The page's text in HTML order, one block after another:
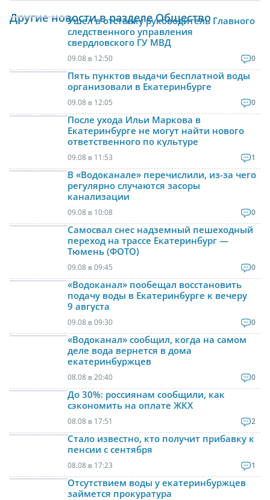
Другие новости в разделе Общество
Ушел в отставку руководитель Главного
следственного управления
свердловского ГУ МВД
09.08 в 12:50 0
Пять пунктов выдачи бесплатной воды
организовали в Екатеринбурге
09.08 в 12:05 0
После ухода Ильи Маркова в
Екатеринбурге не могут найти нового
ответственного по культуре
09.08 в 11:53 1
В «Водоканале» перечислили, из-за чего
регулярно случаются засоры
канализации
09.08 в 10:08 0
Самосвал снес надземный пешеходный
переход на трассе Екатеринбург —
Тюмень (ФОТО)
09.08 в 09:45 0
«Водоканал» пообещал восстановить
подачу воды в Екатеринбурге к вечеру
9 августа
09.08 в 09:30 0
«Водоканал» сообщил, когда на самом
деле вода вернется в дома
екатеринбуржцев
08.08 в 20:40 0
До 30%: россиянам сообщили, как
сэкономить на оплате ЖКХ
08.08 в 17:51 2
Стало известно, кто получит прибавку к
пенсии с сентября
08.08 в 17:23 1
Отсутствием воды у екатеринбуржцев
займется прокуратура